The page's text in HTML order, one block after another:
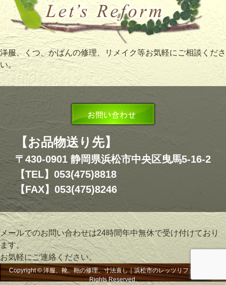
洋服、くつ、かばんの修理、リメイク等お気軽にご相談くださ
い。
【お品物送り先】
〒430-0901 静岡県浜松市中央区曳馬5-16-2
【TEL】053(475)8818
【FAX】053(475)8246
メールでのお問い合わせは24時間年中無休で受け付けており
ます。
お気軽にご連絡ください。
Copyright © 洋服、靴、鞄の修理、寸法直し｜浜松市のレッツリフォーム, All
Rights Reserved.